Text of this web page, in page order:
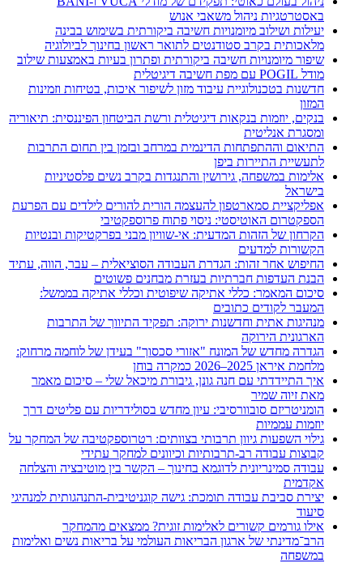
באסטרטגיות ניהול משאבי אנוש
יעילות ושילוב מיומנויות חשיבה ביקורתית בשימוש בבינה
מלאכותית בקרב סטודנטים לתואר ראשון בחינוך לביולוגיה
שיפור מיומנויות חשיבה ביקורתית ופתרון בעיות באמצעות שילוב
מודל POGIL עם מפת חשיבה דיגיטלית
חדשנות בטכנולוגיית עיבוד מזון לשיפור איכות, בטיחות וזמינות
המזון
בנקים, יוזמות בנקאות דיגיטלית ורשת הביטחון הפיננסית: תיאוריה
ומסגרת אנליטית
התיאום וההתפתחות הדינמית במרחב ובזמן בין תחום התרבות
לתעשיית התיירות ביפן
אלימות במשפחה, גירושין והתנגדות בקרב נשים פלסטיניות
בישראל
אפליקציית סמארטפון להעצמה הורית להורים לילדים עם הפרעת
הספקטרום האוטיסטי: ניסוי פתוח פרוספקטיבי
הקרחון של הזהות המדעית: אי-שוויון מבני בפרקטיקות ובנטיות
הקשורות למדעים
החיפוש אחר זהות: הגדרת העבודה הסוציאלית – עבר, הווה, עתיד
הבנת העדפות חברתיות בעזרת מבחנים פשוטים
סיכום המאמר: כללי אתיקה שיפוטית וכללי אתיקה בממשל:
המעבר לקודים כתובים
מנהיגות אתית וחדשנות ירוקה: תפקיד התיווך של התרבות
הארגונית הירוקה
הגדרה מחדש של המונח "אזורי סכסוך" בעידן של לוחמה מרחוק:
מלחמת איראן 2025–2026 כמקרה בוחן
איך התיידדתי עם חנה גונן, גיבורת מיכאל שלי – סיכום מאמר
מאת זיוה שמיר
הומניטריזם סובוורסיבי: עיון מחדש בסולידריות עם פליטים דרך
יוזמות עממיות
גילוי השפעות גיוון תרבותי בצוותים: רטרוספקטיבה של המחקר על
קבוצות עבודה רב-תרבותיות וכיוונים למחקר עתידי
עבודה סמינריונית לדוגמא בחינוך – הקשר בין מוטיבציה והצלחה
אקדמית
יצירת סביבת עבודה תומכת: גישה קוגניטיבית-התנהגותית למנהיגי
סיעוד
אילו גורמים קשורים לאלימות זוגית? ממצאים מהמחקר
הרב־מדינתי של ארגון הבריאות העולמי על בריאות נשים ואלימות
במשפחה